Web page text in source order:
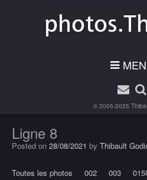
© 2005-2025
Ligne 8
Posted on 28/08/2021 by Thibault
Toutes les photos 002 003